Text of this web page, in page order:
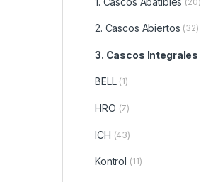
2. Cascos Abiertos (32)
3. Cascos Integrales
BELL (1)
HRO (7)
ICH (43)
Kontrol (11)